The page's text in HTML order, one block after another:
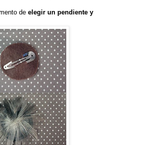
de elegir un pendiente y